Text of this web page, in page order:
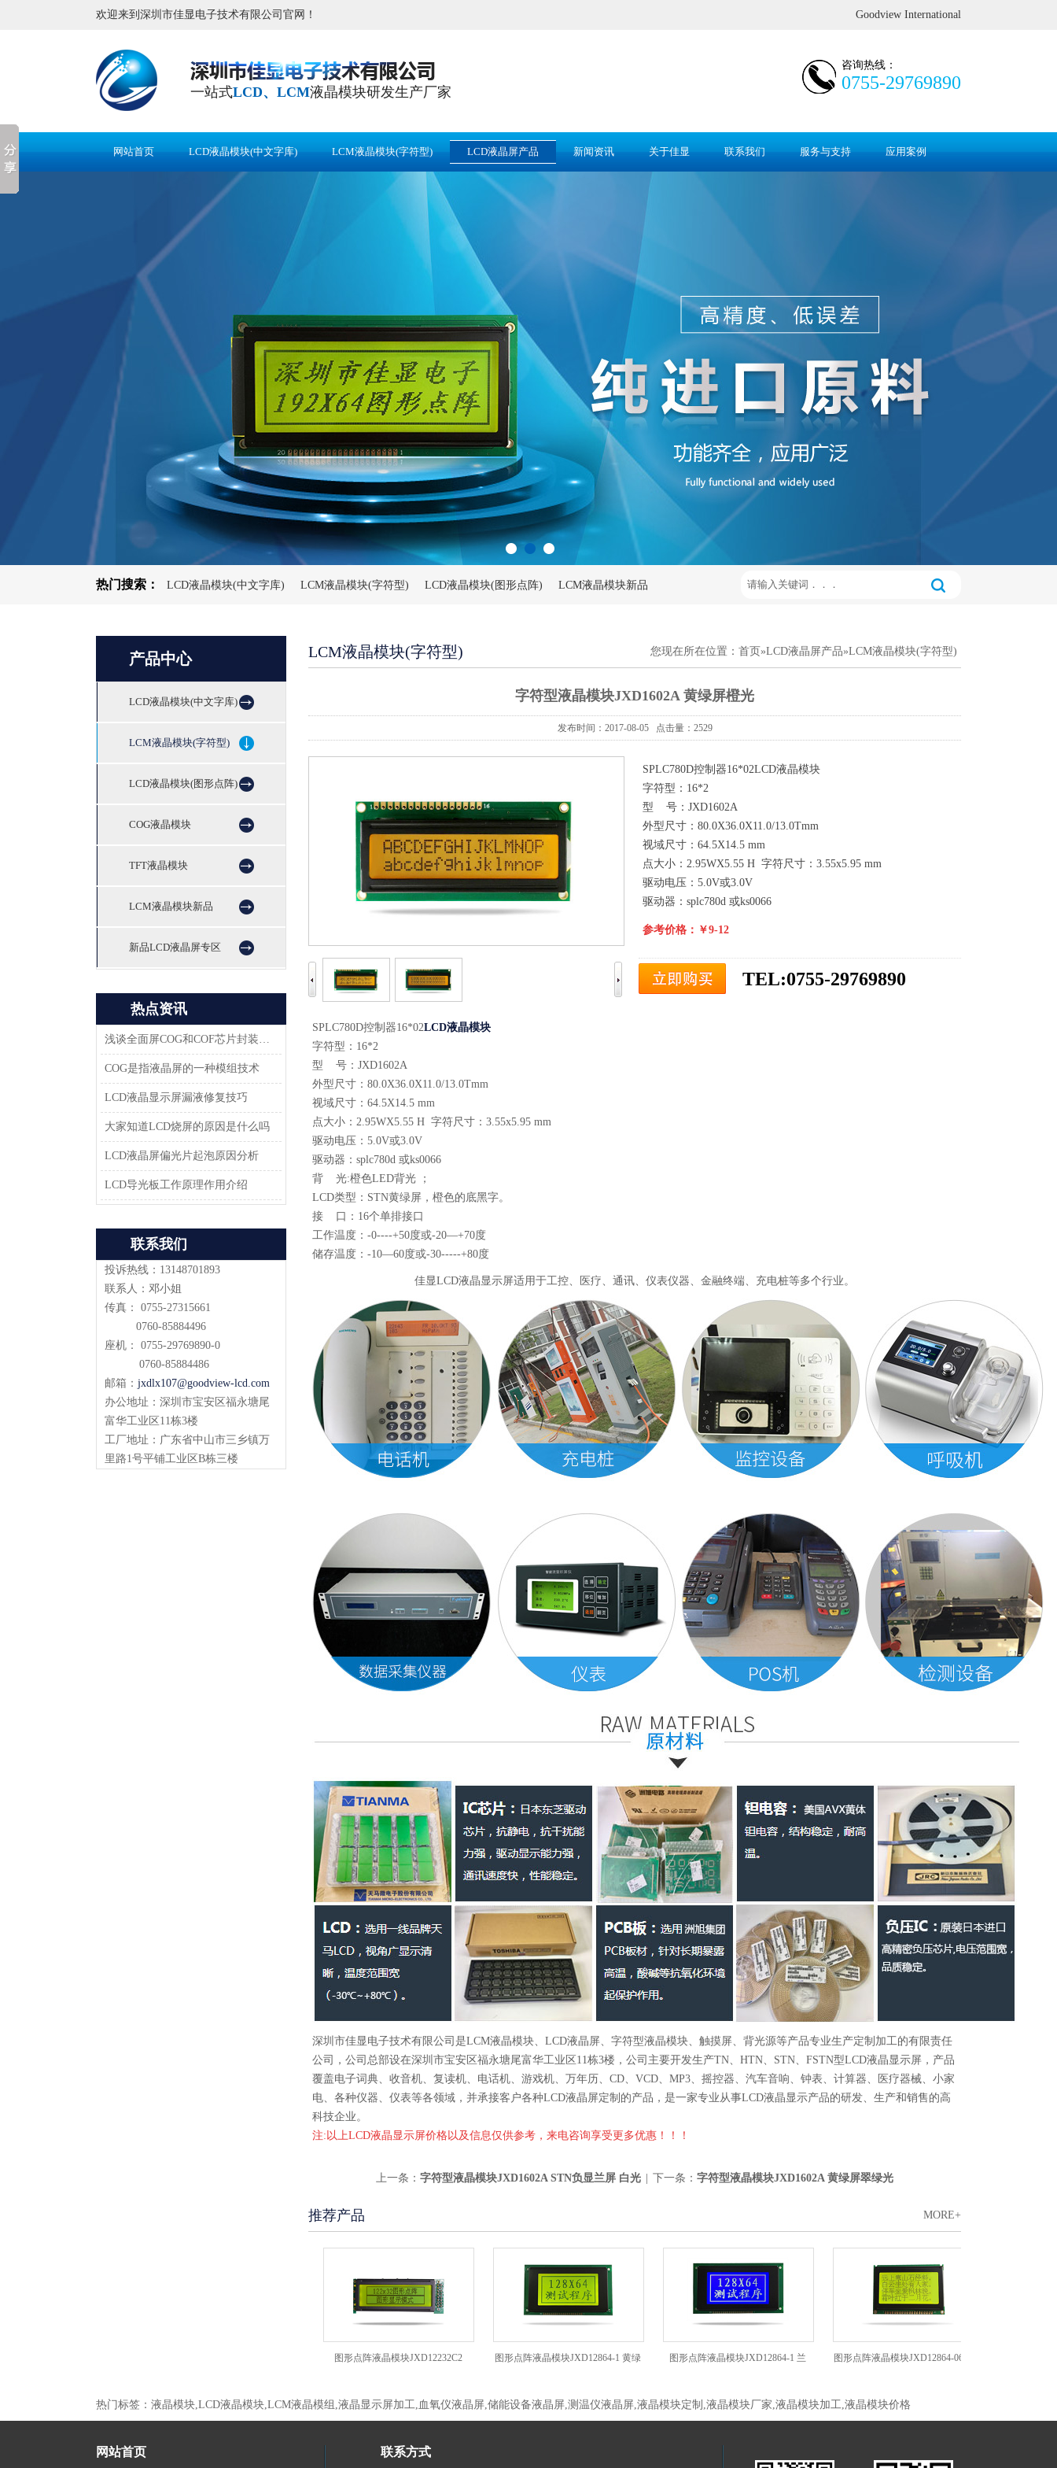
欢迎来到深圳市佳显电子技术有限公司官网！ Goodview International
一站式LCD、LCM液晶模块研发生产厂家
咨询热线：
0755-29769890
网站首页 LCD液晶模块(中文字库) LCM液晶模块(字符型) LCD液晶屏产品 新闻资讯 关于佳显 联系我们 服务与支持 应用案例
热门搜索： LCD液晶模块(中文字库) LCM液晶模块(字符型) LCD液晶模块(图形点阵) LCM液晶模块新品
产品中心
LCD液晶模块(中文字库)
LCM液晶模块(字符型)
LCD液晶模块(图形点阵)
COG液晶模块
TFT液晶模块
LCM液晶模块新品
新品LCD液晶屏专区
热点资讯
浅谈全面屏COG和COF芯片封装技术
COG是指液晶屏的一种模组技术
LCD液晶显示屏漏液修复技巧
大家知道LCD烧屏的原因是什么吗
LCD液晶屏偏光片起泡原因分析
LCD导光板工作原理作用介绍
联系我们
投诉热线：13148701893
联系人：邓小姐
传真： 0755-27315661
0760-85884496
座机： 0755-29769890-0
0760-85884486
邮箱： jxdlx107@goodview-lcd.com
办公地址：深圳市宝安区福永塘尾
富华工业区11栋3楼
工厂地址：广东省中山市三乡镇万
里路1号平铺工业区B栋三楼
您现在所在位置： 首页 »LCD液晶屏产品»LCM液晶模块(字符型)
LCM液晶模块(字符型)
字符型液晶模块JXD1602A 黄绿屏橙光
发布时间：2017-08-05 点击量：2529
SPLC780D控制器16*02LCD液晶模块
字符型：16*2
型 号：JXD1602A
外型尺寸：80.0X36.0X11.0/13.0Tmm
视域尺寸：64.5X14.5 mm
点大小：2.95WX5.55 H 字符尺寸：3.55x5.95 mm
驱动电压：5.0V或3.0V
驱动器：splc780d 或ks0066
参考价格：￥9-12
TEL:0755-29769890
SPLC780D控制器16*02LCD液晶模块
字符型：16*2
型 号：JXD1602A
外型尺寸：80.0X36.0X11.0/13.0Tmm
视域尺寸：64.5X14.5 mm
点大小：2.95WX5.55 H 字符尺寸：3.55x5.95 mm
驱动电压：5.0V或3.0V
驱动器：splc780d 或ks0066
背 光:橙色LED背光 ；
LCD类型：STN黄绿屏，橙色的底黑字。
接 口：16个单排接口
工作温度：-0----+50度或-20—+70度
储存温度：-10—60度或-30-----+80度
佳显LCD液晶显示屏适用于工控、医疗、通讯、仪表仪器、金融终端、充电桩等多个行业。
深圳市佳显电子技术有限公司是LCM液晶模块、LCD液晶屏、字符型液晶模块、触摸屏、背光源等产品专业生产定制加工的有限责任
公司，公司总部设在深圳市宝安区福永塘尾富华工业区11栋3楼，公司主要开发生产TN、HTN、STN、FSTN型LCD液晶显示屏，产品
覆盖电子词典、收音机、复读机、电话机、游戏机、万年历、CD、VCD、MP3、摇控器、汽车音响、钟表、计算器、医疗器械、小家
电、各种仪器、仪表等各领域，并承接客户各种LCD液晶屏定制的产品，是一家专业从事LCD液晶显示产品的研发、生产和销售的高
科技企业。
注:以上LCD液晶显示屏价格以及信息仅供参考，来电咨询享受更多优惠！！！
上一条： 字符型液晶模块JXD1602A STN负显兰屏 白光 下一条： 字符型液晶模块JXD1602A 黄绿屏翠绿光
MORE+
推荐产品
图形点阵液晶模块JXD12232C2 图形点阵液晶模块JXD12864-1 黄绿 图形点阵液晶模块JXD12864-1 兰 图形点阵液晶模块JXD12864-06C 黄
热门标签：液晶模块,LCD液晶模块,LCM液晶模组,液晶显示屏加工,血氧仪液晶屏,储能设备液晶屏,测温仪液晶屏,液晶模块定制,液晶模块厂家,液晶模块加工,液晶模块价格
网站首页 联系方式